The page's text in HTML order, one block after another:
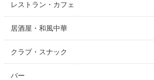
レストラン・カフェ
居酒屋・和風中華
クラブ・スナック
バー